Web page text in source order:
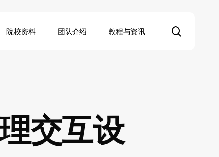
院校资料 团队介绍 教程与资讯
交互设